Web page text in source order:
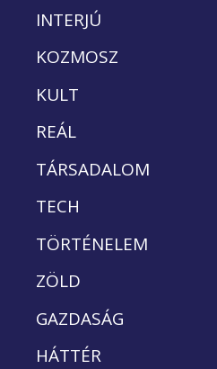
INTERJÚ
KOZMOSZ
KULT
REÁL
TÁRSADALOM
TECH
TÖRTÉNELEM
ZÖLD
GAZDASÁG
HÁTTÉR